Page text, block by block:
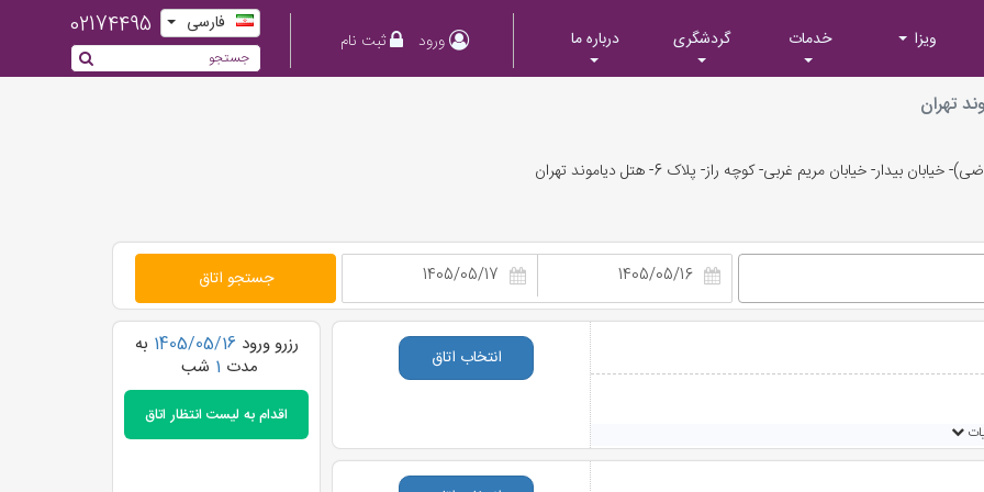
ویزا خدمات گردشگری درباره ما ورود ثبت نام
فارسی 02174495
تهران
بیدار- خیابان مریم غربی- کوچه راز- پلاک 6- هتل دیاموند تهران
جستجو اتاق
انتخاب اتاق رزرو ورود 1405/05/16 به
مدت 1 شب
اقدام به لیست انتظار اتاق
×
پذیرش نداریم.